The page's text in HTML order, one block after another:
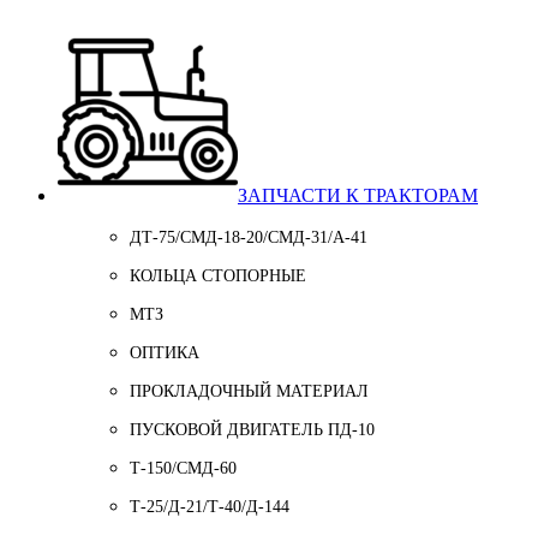
ЗАПЧАСТИ К ТРАКТОРАМ
ДТ-75/СМД-18-20/СМД-31/A-41
КОЛЬЦА СТОПОРНЫЕ
МТЗ
ОПТИКА
ПРОКЛАДОЧНЫЙ МАТЕРИАЛ
ПУСКОВОЙ ДВИГАТЕЛЬ ПД-10
Т-150/СМД-60
Т-25/Д-21/Т-40/Д-144